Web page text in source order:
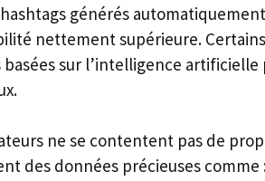
générés
nettement supérieure.
sur l’intelligence
ne se contentent pas de
des données précieuses comme